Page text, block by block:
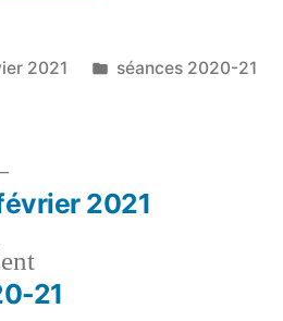
2021
Publié
séances 2020-21
Article
précédent :
21
Article
suivant :2021